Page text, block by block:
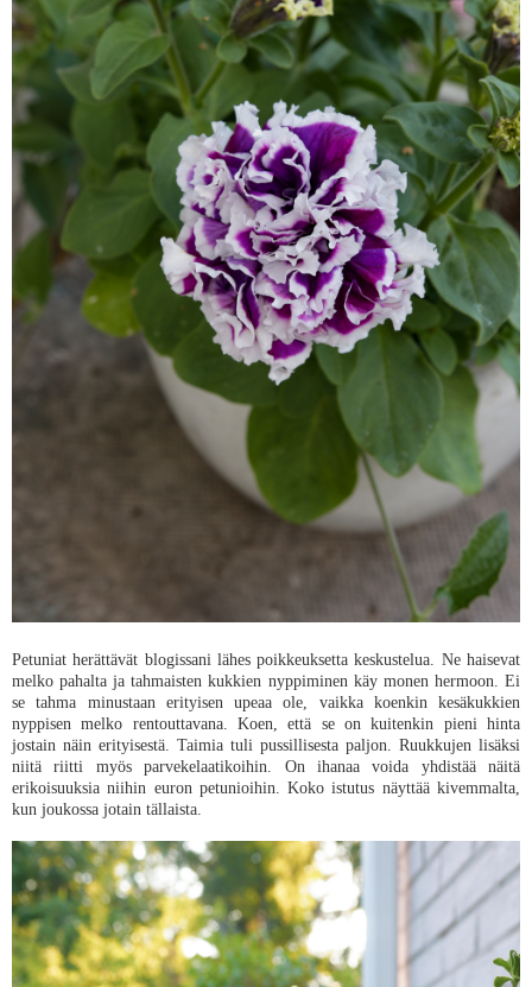
Petuniat herättävät blogissani lähes poikkeuksetta keskustelua. Ne haisevat
melko pahalta ja tahmaisten kukkien nyppiminen käy monen hermoon. Ei
se tahma minustaan erityisen upeaa ole, vaikka koenkin kesäkukkien
nyppisen melko rentouttavana. Koen, että se on kuitenkin pieni hinta
jostain näin erityisestä. Taimia tuli pussillisesta paljon. Ruukkujen lisäksi
niitä riitti myös parvekelaatikoihin. On ihanaa voida yhdistää näitä
erikoisuuksia niihin euron petunioihin. Koko istutus näyttää kivemmalta,
kun joukossa jotain tällaista.